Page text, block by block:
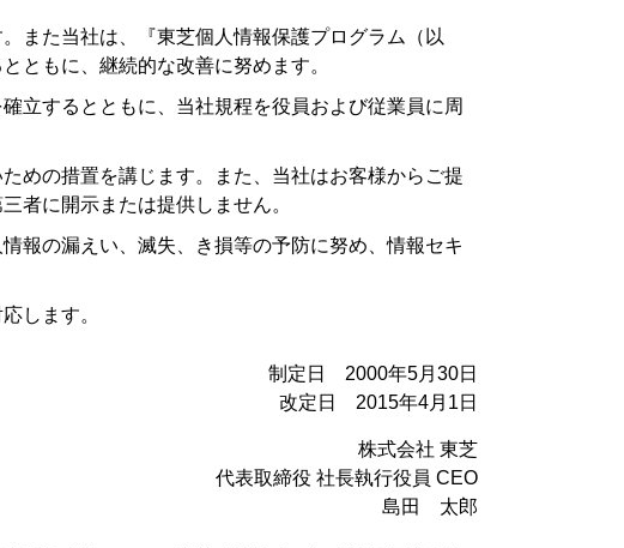
また当社は、『東芝個人情報保護プログラム（以
ともに、継続的な改善に努めます。
立するとともに、当社規程を役員および従業員に周
めの措置を講じます。また、当社はお客様からご提
者に開示または提供しません。
報の漏えい、滅失、き損等の予防に努め、情報セキ
します。
制定日 2000年5月30日
改定日 2015年4月1日
株式会社 東芝
代表取締役 社長執行役員 CEO
島田 太郎